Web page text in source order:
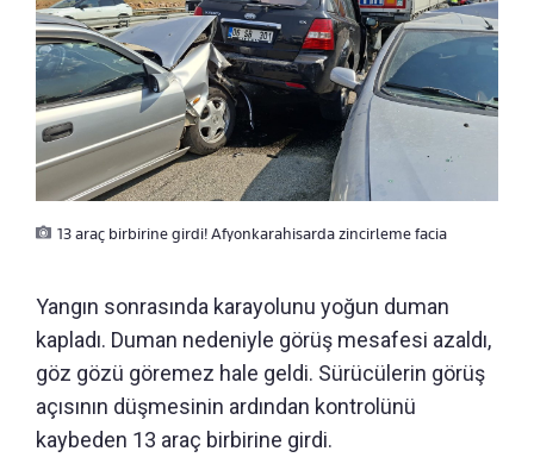
13 araç birbirine girdi! Afyonkarahisarda zincirleme facia
Yangın sonrasında karayolunu yoğun duman
kapladı. Duman nedeniyle görüş mesafesi azaldı,
göz gözü göremez hale geldi. Sürücülerin görüş
açısının düşmesinin ardından kontrolünü
kaybeden 13 araç birbirine girdi.